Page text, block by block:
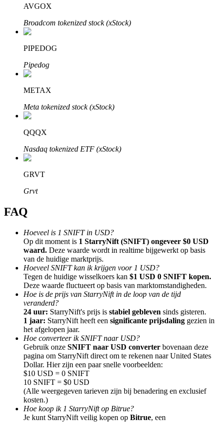
Bitrue-partners
Bitrue Affiliates
Tot 65% commissies!
Doorverwijzing
Nodig een vriend uit om contante beloningen te ontvangen
BTC Welcome Rewards
AVGOX
Broadcom tokenized stock (xStock)
PIPEDOG
Pipedog
METAX
Meta tokenized stock (xStock)
QQQX
Nasdaq tokenized ETF (xStock)
GRVT
Grvt
FAQ
Hoeveel is 1 SNIFT in USD?
Op dit moment is 1 StarryNift (SNIFT) ongeveer $0 USD
waard. Deze waarde wordt in realtime bijgewerkt op basis
van de huidige marktprijs.
Hoeveel SNIFT kan ik krijgen voor 1 USD?
Tegen de huidige wisselkoers kan $1 USD 0 SNIFT kopen.
Deze waarde fluctueert op basis van marktomstandigheden.
Hoe is de prijs van StarryNift in de loop van de tijd
veranderd?
24 uur: StarryNift's prijs is stabiel gebleven sinds gisteren.
1 jaar: StarryNift heeft een significante prijsdaling gezien in
het afgelopen jaar.
Hoe converteer ik SNIFT naar USD?
Gebruik onze SNIFT naar USD converter bovenaan deze
pagina om StarryNift direct om te rekenen naar United States
Dollar. Hier zijn een paar snelle voorbeelden:
$10 USD = 0 SNIFT
10 SNIFT = $0 USD
(Alle weergegeven tarieven zijn bij benadering en exclusief
kosten.)
Hoe koop ik 1 StarryNift op Bitrue?
Je kunt StarryNift veilig kopen op Bitrue, een